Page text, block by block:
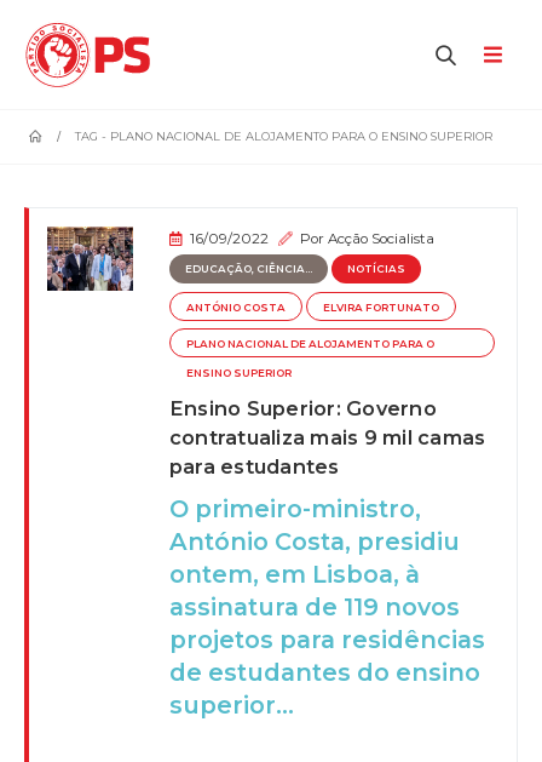
TAG - PLANO NACIONAL DE ALOJAMENTO PARA O ENSINO SUPERIOR
16/09/2022 PorAcção Socialista
EDUCAÇÃO, CIÊNCIA... NOTÍCIAS
ANTÓNIO COSTA ELVIRA FORTUNATO
PLANO NACIONAL DE ALOJAMENTO PARA O
ENSINO SUPERIOR
Ensino Superior: Governo
contratualiza mais 9 mil camas
para estudantes
O primeiro-ministro,
António Costa, presidiu
ontem, em Lisboa, à
assinatura de 119 novos
projetos para residências
de estudantes do ensino
superior...